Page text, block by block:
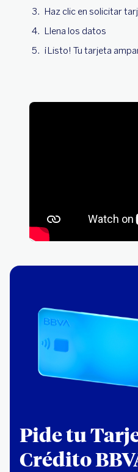
Haz clic en solicitar
Llena los datos
¡Listo! Tu tarjeta
Pide tu
Crédito